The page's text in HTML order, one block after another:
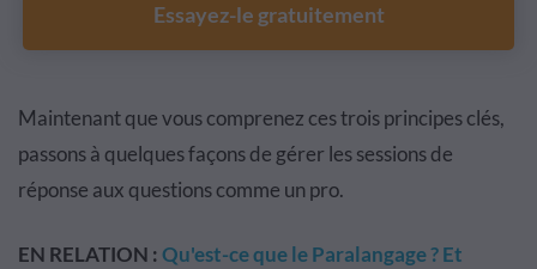
Essayez-le gratuitement
Maintenant que vous comprenez ces trois principes clés,
passons à quelques façons de gérer les sessions de
réponse aux questions comme un pro.
EN RELATION :Qu'est-ce que le Paralangage ? Et